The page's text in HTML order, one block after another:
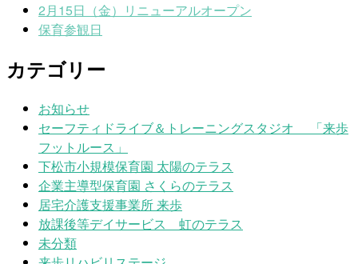
2月15日（金）リニューアルオープン
保育参観日
カテゴリー
お知らせ
セーフティドライブ＆トレーニングスタジオ 「来歩
フットルース」
下松市小規模保育園 太陽のテラス
企業主導型保育園 さくらのテラス
居宅介護支援事業所 来歩
放課後等デイサービス 虹のテラス
未分類